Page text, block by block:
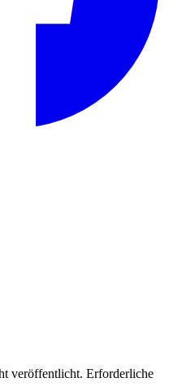
veröffentlicht. Erforderliche